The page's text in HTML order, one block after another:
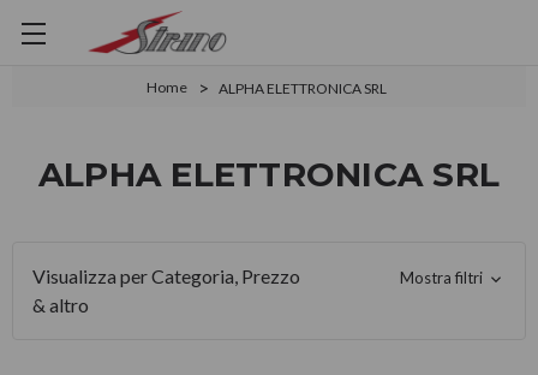
Home ALPHA ELETTRONICA SRL
ALPHA ELETTRONICA SRL
Visualizza per Categoria, Prezzo
& altro
Mostra filtri